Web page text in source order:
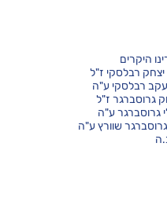
היקרים
רבלסקי ז"ל
רבלסקי ע"ה
גרוסברגר ז"ל
גרוסברגר ע"ה
שוורץ ע"ה